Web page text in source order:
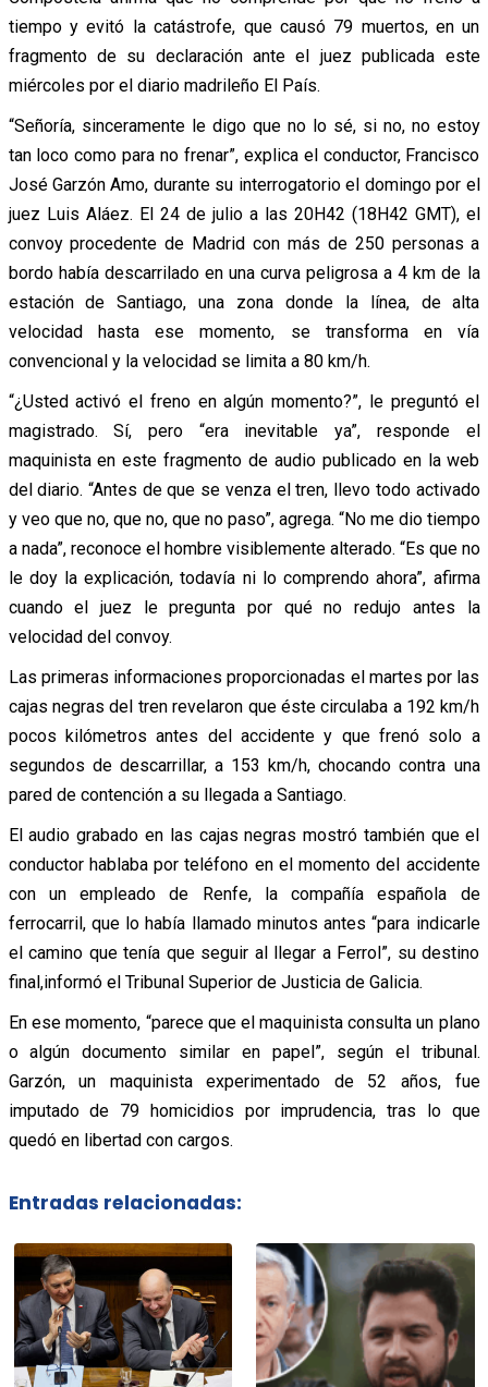
tiempo y evitó la catástrofe, que causó 79 muertos, en un
fragmento de su declaración ante el juez publicada este
miércoles por el diario madrileño El País.
“Señoría, sinceramente le digo que no lo sé, si no, no estoy
tan loco como para no frenar”, explica el conductor, Francisco
José Garzón Amo, durante su interrogatorio el domingo por el
juez Luis Aláez. El 24 de julio a las 20H42 (18H42 GMT), el
convoy procedente de Madrid con más de 250 personas a
bordo había descarrilado en una curva peligrosa a 4 km de la
estación de Santiago, una zona donde la línea, de alta
velocidad hasta ese momento, se transforma en vía
convencional y la velocidad se limita a 80 km/h.
“¿Usted activó el freno en algún momento?”, le preguntó el
magistrado. Sí, pero “era inevitable ya”, responde el
maquinista en este fragmento de audio publicado en la web
del diario. “Antes de que se venza el tren, llevo todo activado
y veo que no, que no, que no paso”, agrega. “No me dio tiempo
a nada”, reconoce el hombre visiblemente alterado. “Es que no
le doy la explicación, todavía ni lo comprendo ahora”, afirma
cuando el juez le pregunta por qué no redujo antes la
velocidad del convoy.
Las primeras informaciones proporcionadas el martes por las
cajas negras del tren revelaron que éste circulaba a 192 km/h
pocos kilómetros antes del accidente y que frenó solo a
segundos de descarrillar, a 153 km/h, chocando contra una
pared de contención a su llegada a Santiago.
El audio grabado en las cajas negras mostró también que el
conductor hablaba por teléfono en el momento del accidente
con un empleado de Renfe, la compañía española de
ferrocarril, que lo había llamado minutos antes “para indicarle
el camino que tenía que seguir al llegar a Ferrol”, su destino
final,informó el Tribunal Superior de Justicia de Galicia.
En ese momento, “parece que el maquinista consulta un plano
o algún documento similar en papel”, según el tribunal.
Garzón, un maquinista experimentado de 52 años, fue
imputado de 79 homicidios por imprudencia, tras lo que
quedó en libertad con cargos.
Entradas relacionadas: